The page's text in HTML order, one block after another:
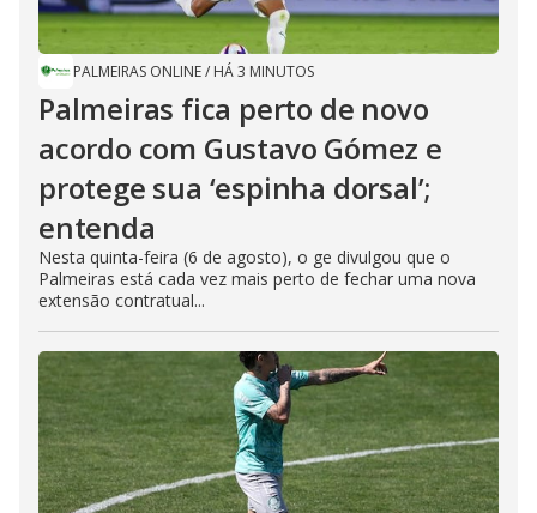
PALMEIRAS ONLINE/ HÁ 3 MINUTOS
Palmeiras fica perto de novo
acordo com Gustavo Gómez e
protege sua ‘espinha dorsal’;
entenda
Nesta quinta-feira (6 de agosto), o ge divulgou que o
Palmeiras está cada vez mais perto de fechar uma nova
extensão contratual...